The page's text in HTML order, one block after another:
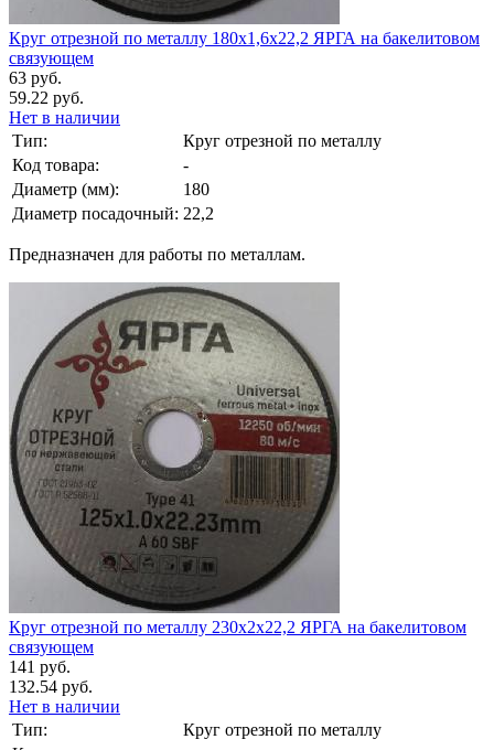
Круг отрезной по металлу 180х1,6х22,2 ЯРГА на бакелитовом
связующем
63 руб.
59.22 руб.
Нет в наличии
Тип:
Круг отрезной по металлу
Код товара:
-
Диаметр (мм):
180
Диаметр посадочный: 22,2
Предназначен для работы по металлам.
Круг отрезной по металлу 230х2х22,2 ЯРГА на бакелитовом
связующем
141 руб.
132.54 руб.
Нет в наличии
Тип:
Круг отрезной по металлу